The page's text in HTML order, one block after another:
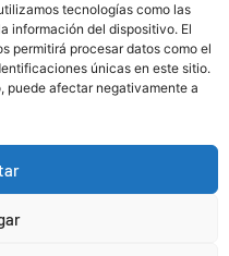
tecnologías como las
información del dispositivo. El
permitirá procesar datos como el
únicas en este sitio.
puede afectar negativamente a